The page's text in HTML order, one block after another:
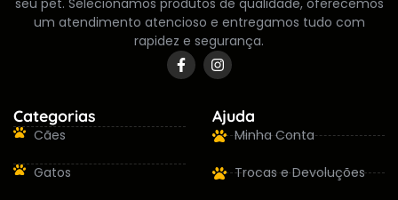
seu pet. Selecionamos produtos de qualidade, oferecemos
um atendimento atencioso e entregamos tudo com
rapidez e segurança.
Categorias
Cães
Gatos
Ajuda
Minha Conta
Trocas e Devoluções